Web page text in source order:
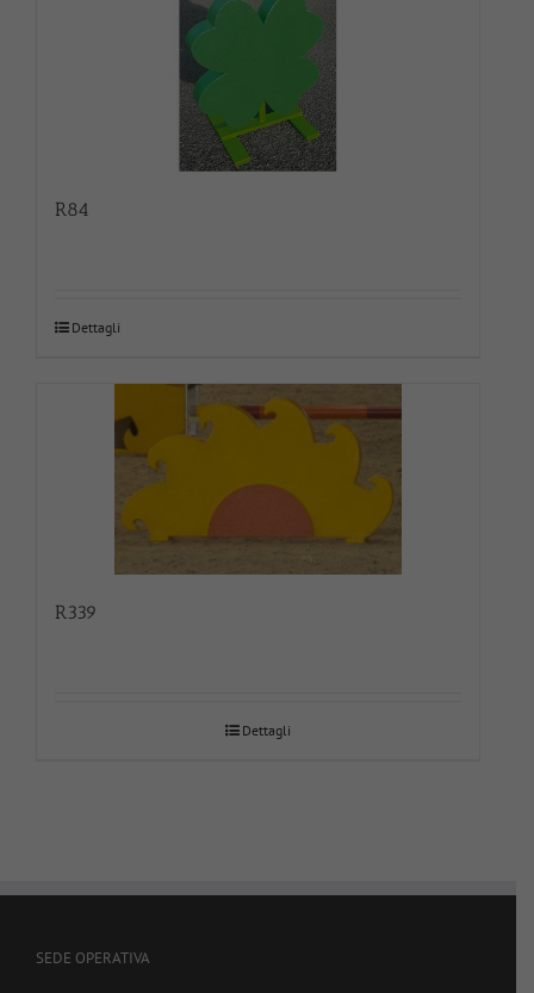
R84
Dettagli
R339
Dettagli
SEDE OPERATIVA